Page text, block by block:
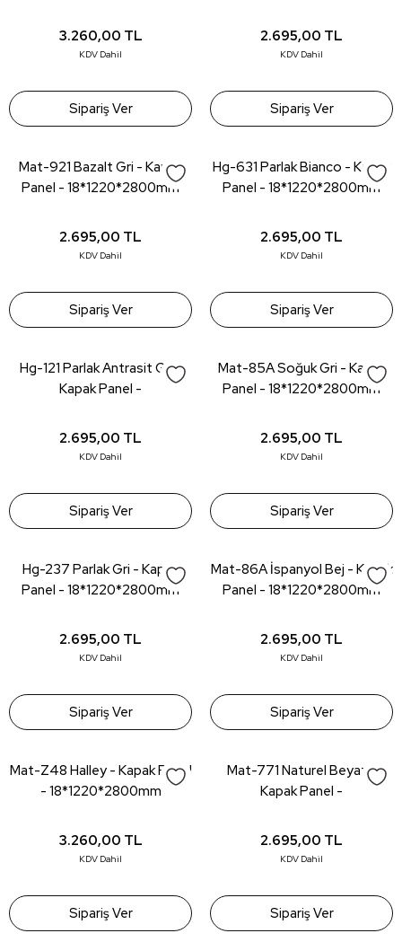
3.260,00 TL
KDV Dahil
Sipariş Ver
2.695,00 TL
KDV Dahil
Sipariş Ver
Mat-921 Bazalt Gri - Kapak
Panel - 18*1220*2800mm
2.695,00 TL
KDV Dahil
Sipariş Ver
Hg-631 Parlak Bianco - Kapak
Panel - 18*1220*2800mm
2.695,00 TL
KDV Dahil
Sipariş Ver
Hg-121 Parlak Antrasit Gri -
Kapak Panel -
2.695,00 TL
KDV Dahil
Sipariş Ver
Mat-85A Soğuk Gri - Kapak
Panel - 18*1220*2800mm
2.695,00 TL
KDV Dahil
Sipariş Ver
Hg-237 Parlak Gri - Kapak
Panel - 18*1220*2800mm
2.695,00 TL
KDV Dahil
Sipariş Ver
Mat-86A İspanyol Bej - Kapak
Panel - 18*1220*2800mm
2.695,00 TL
KDV Dahil
Sipariş Ver
Mat-Z48 Halley - Kapak Panel
- 18*1220*2800mm
3.260,00 TL
KDV Dahil
Sipariş Ver
Mat-771 Naturel Beyaz -
Kapak Panel -
2.695,00 TL
KDV Dahil
Sipariş Ver